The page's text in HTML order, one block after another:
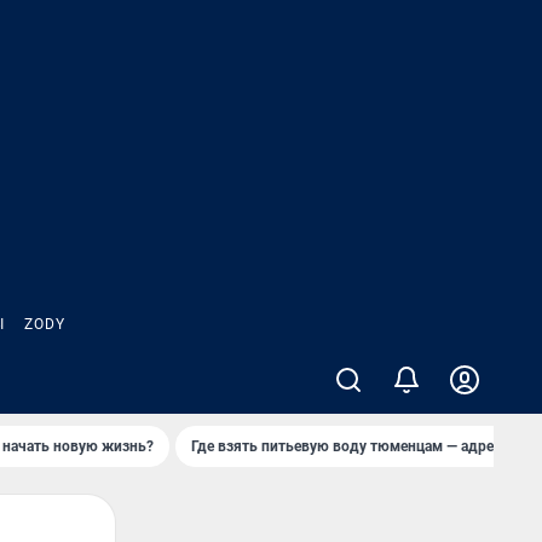
ZODY
начать новую жизнь? Где взять питьевую воду тюменцам — адреса